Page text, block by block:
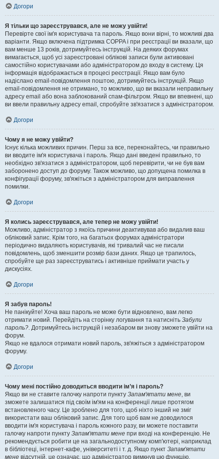
Догори
Я тільки що зареєструвався, але не можу увійти!
Перевірте свої ім'я користувача та пароль. Якщо вони вірні, то можливі два
варіанти. Якщо включена підтримка COPPA і при реєстрації ви вказали, що
вам менше 13 років, дотримуйтесь інструкцій. На деяких форумах
вимагається, щоб усі зареєстровані облікові записи були активовані
самостійно користувачами або адміністратором до входу в систему. Ця
інформація відображається в процесі реєстрації. Якщо вам було
надіслано email-повідомлення поштою, дотримуйтесь інструкцій. Якщо
email-повідомлення не отримано, то можливо, що ви вказали неправильну
адресу email або вона заблокований спам-фільтром. Якщо ви впевнені, що
ви ввели правильну адресу email, спробуйте зв'язатися з адміністратором.
Догори
Чому я не можу увійти?
Існує кілька можливих причин. Перш за все, переконайтесь, чи правильно
ви вводите ім'я користувача і пароль. Якщо дані введені правильно, то
необхідно зв'язатися з адміністратором, щоб перевірити, чи не був вам
заборонено доступ до форуму. Також можливо, що допущена помилка в
конфігурації форуму, зв'яжіться з адміністратором для виправлення
помилки.
Догори
Я колись зареєструвався, але тепер не можу увійти!
Можливо, адміністратор з якоїсь причини деактивував або видалив ваш
обліковий запис. Крім того, на багатьох форумах адміністратори
періодично видаляють користувачів, які тривалий час не писали
повідомлень, щоб зменшити розмір бази даних. Якщо це трапилось,
спробуйте ще раз зареєструватись і активніше приймати участь у
дискусіях.
Догори
Я забув пароль!
Не панікуйте! Хоча ваш пароль не може бути відновлено, вам легко
отримати новий. Перейдіть на сторінку логування та натисніть Забули
пароль?. Дотримуйтесь інструкцій і незабаром ви знову зможете увійти на
форум.
Якщо не вдалося отримати новий пароль, зв'яжіться з адміністратором
форуму.
Догори
Чому мені постійно доводиться вводити ім’я і пароль?
Якщо ви не ставите галочку напроти пункту Запам'ятати мене, ви
зможете залишатися під своїм ім'ям на конференції лише протягом
встановленого часу. Це зроблено для того, щоб ніхто інший не зміг
використати ваш обліковий запис. Для того щоб вам не доводилося
вводити ім'я користувача і пароль кожного разу, ви можете поставити
галочку напроти пункту Запам'ятати мене при вході на конференцію. Не
рекомендується робити це на загальнодоступному комп'ютері, наприклад
в бібліотеці, інтернет-кафе, університеті і т. д. Якщо пункт Запам'ятати
мене відсутній, це означає, що адміністратор вимкнув цю функцію.